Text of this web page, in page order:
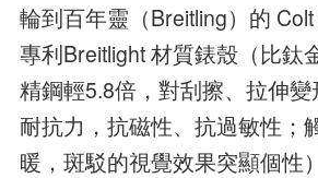
輪到百年靈（Breitling）的
專利Breitlight 材質錶殼（比鈦
精鋼輕5.8倍，對刮擦、拉伸
耐抗力，抗磁性、抗過敏性；
暖，斑駁的視覺效果突顯個性